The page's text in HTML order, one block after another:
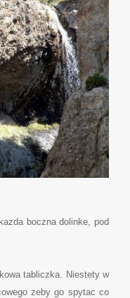
boczna dolinke, pod
tabliczka. Niestety w
zeby go spytac co